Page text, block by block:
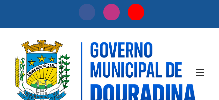
PÁGINA INTERNA